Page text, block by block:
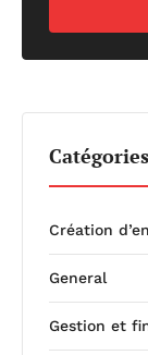
Catégories
Création
General
Gestion et